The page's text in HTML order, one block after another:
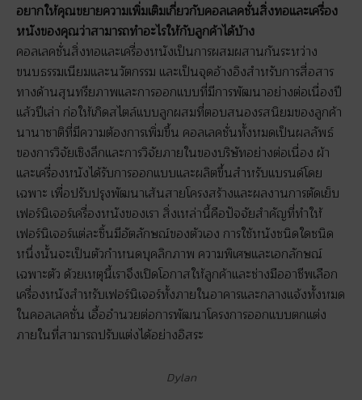
อยากให้คุณขยายความเพิ่มเติมเกี่ยวกับคอลเลคชั่นสิ่งทอและเครื่อง
หนังของคุณว่าสามารถทำอะไรให้กับลูกค้าได้บ้าง
คอลเลคชั่นสิ่งทอและเครื่องหนังเป็นการผสมผสานกันระหว่าง
ขนบธรรมเนียมและนวัตกรรม และเป็นจุดอ้างอิงสำหรับการสื่อสาร
ทางด้านสุนทรียภาพและการออกแบบที่มีการพัฒนาอย่างต่อเนื่องปี
แล้วปีเล่า ก่อให้เกิดสไตล์แบบลูกผสมที่ตอบสนองรสนิยมของลูกค้า
นานาชาติที่มีความต้องการเพิ่มขึ้น คอลเลคชั่นทั้งหมดเป็นผลลัพธ์
ของการวิจัยเชิงลึกและการวิจัยภายในของบริษัทอย่างต่อเนื่อง ผ้า
และเครื่องหนังได้รับการออกแบบและผลิตขึ้นสำหรับแบรนด์โดย
เฉพาะ เพื่อปรับปรุงพัฒนาเส้นสายโครงสร้างและผลงานการตัดเย็บ
เฟอร์นิเจอร์เครื่องหนังของเรา สิ่งเหล่านี้คือปัจจัยสำคัญที่ทำให้
เฟอร์นิเจอร์แต่ละชิ้นมีอัตลักษณ์ของตัวเอง การใช้หนังชนิดใดชนิด
หนึ่งนั้นจะเป็นตัวกำหนดบุคลิกภาพ ความพิเศษและเอกลักษณ์
เฉพาะตัว ด้วยเหตุนี้เราจึงเปิดโอกาสให้ลูกค้าและช่างมืออาชีพเลือก
เครื่องหนังสำหรับเฟอร์นิเจอร์ทั้งภายในอาคารและกลางแจ้งทั้งหมด
ในคอลเลคชั่น เอื้ออำนวยต่อการพัฒนาโครงการออกแบบตกแต่ง
ภายในที่สามารถปรับแต่งได้อย่างอิสระ
Dylan